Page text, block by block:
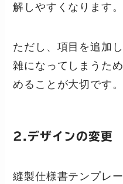
解しやすくなります。
ただし、項目を追加
雑になってしまうた
めることが大切です。
2.デザインの変更
縫製仕様書テンプレ